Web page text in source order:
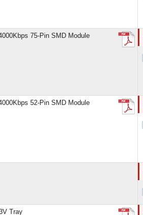
75-Pin SMD Module
52-Pin SMD Module
Tray